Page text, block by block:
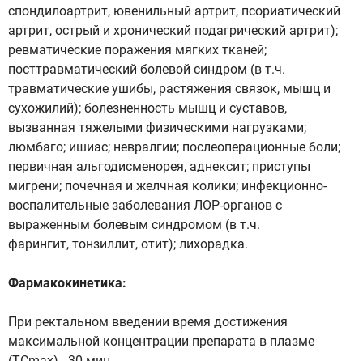
спондилоартрит, ювенильный артрит, псориатический
артрит, острый и хронический подагрический артрит);
ревматические поражения мягких тканей;
посттравматический болевой синдром (в т.ч.
травматические ушибы, растяжения связок, мышц и
сухожилий); болезненность мышц и суставов,
вызванная тяжелыми физическими нагрузками;
люмбаго; ишиас; невралгии; послеоперационные боли;
первичная альгодисменорея, аднексит; приступы
мигрени; почечная и желчная колики; инфекционно-
воспалительные заболевания ЛОР-органов с
выраженным болевым синдромом (в т.ч.
фарингит, тонзиллит, отит); лихорадка.
Фармакокинетика:
При ректальном введении время достижения
максимальной концентрации препарата в плазме